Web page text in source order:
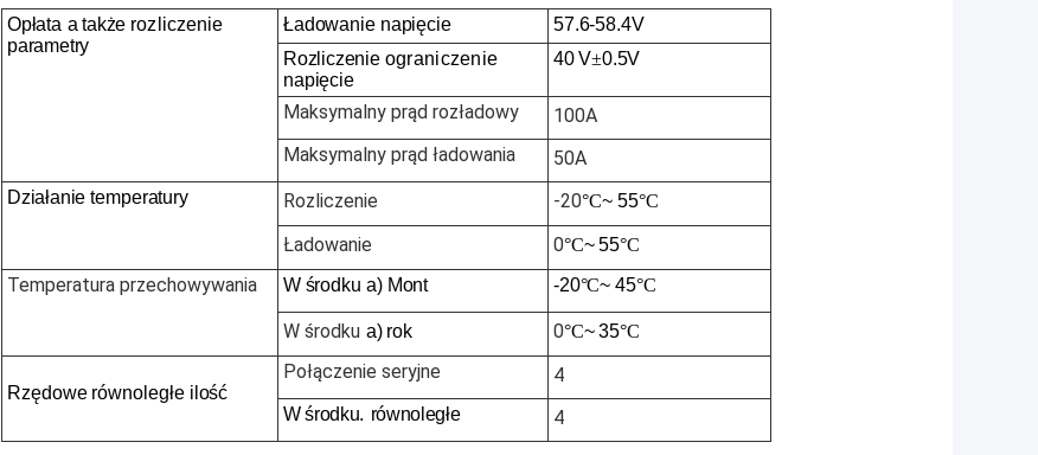
Opłata a także rozliczenie
parametry
Ładowanie napięcie
57.6-58.4V
Rozliczenie ograniczenie
napięcie
40 V±0.5V
Maksymalny prąd rozładowy
100A
Maksymalny prąd ładowania
50A
Działanie temperatury Rozliczenie -20°C~ 55°C
Ładowanie 0°C~ 55°C
Temperatura przechowywania W środku a) Mont -20°C~ 45°C
W środku a) rok 0°C~ 35°C
Rzędowe równoległe ilość
Połączenie seryjne 4
W środku. równoległe 4